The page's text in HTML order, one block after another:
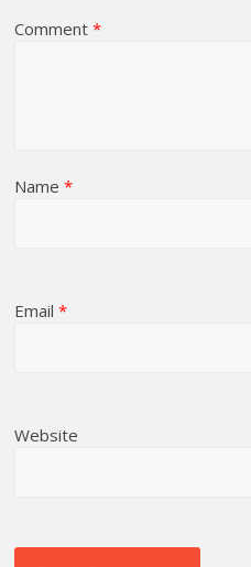
Comment*
Name*
Email*
Website